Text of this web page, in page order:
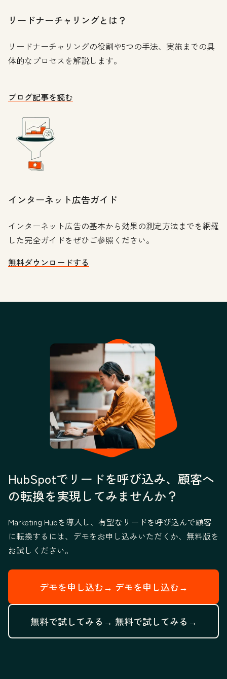
リードナーチャリングとは？
リードナーチャリングの役割や5つの手法、実施までの具
体的なプロセスを解説します。
ブログ記事を読む
インターネット広告ガイド
インターネット広告の基本から効果の測定方法までを網羅
した完全ガイドをぜひご参照ください。
無料ダウンロードする
HubSpotでリードを呼び込み、顧客へ
の転換を実現してみませんか？
Marketing Hubを導入し、有望なリードを呼び込んで顧客
に転換するには、デモをお申し込みいただくか、無料版を
お試しください。
デモを申し込む→ デモを申し込む→
無料で試してみる→ 無料で試してみる→